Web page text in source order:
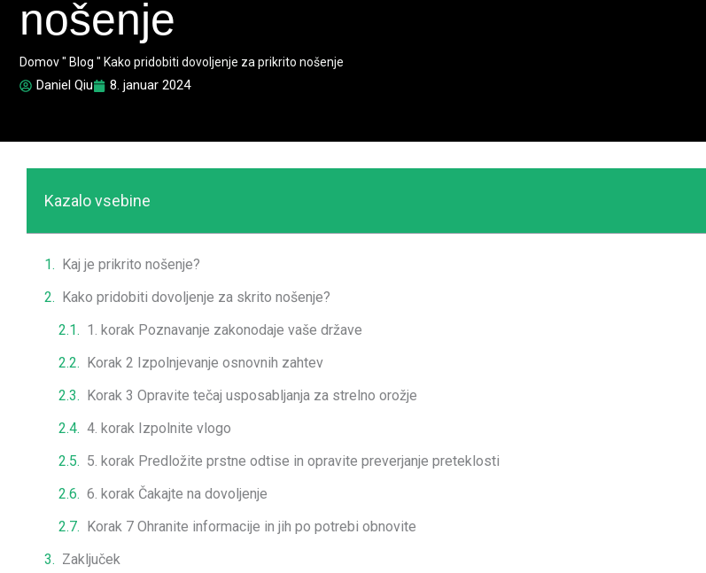
nošenje
Domov" Blog " Kako pridobiti dovoljenje za prikrito nošenje
Daniel Qiu 8. januar 2024
Kazalo vsebine
Kaj je prikrito nošenje?
Kako pridobiti dovoljenje za skrito nošenje?
1. korak Poznavanje zakonodaje vaše države
Korak 2 Izpolnjevanje osnovnih zahtev
Korak 3 Opravite tečaj usposabljanja za strelno orožje
4. korak Izpolnite vlogo
5. korak Predložite prstne odtise in opravite preverjanje preteklosti
6. korak Čakajte na dovoljenje
Korak 7 Ohranite informacije in jih po potrebi obnovite
Zaključek